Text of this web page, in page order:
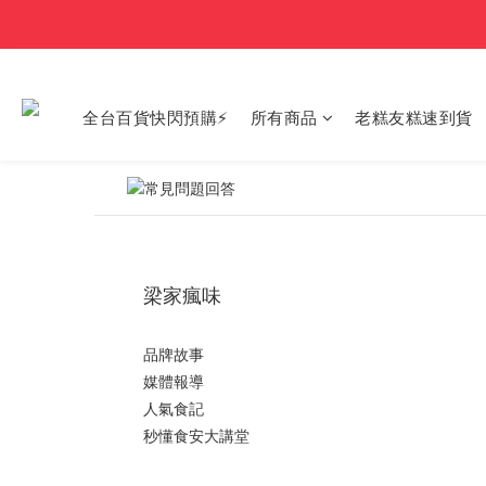
全台百貨快閃預購⚡ 所有商品 老糕友糕速到貨
梁家瘋味
品牌故事
媒體報導
人氣食記
秒懂食安大講堂